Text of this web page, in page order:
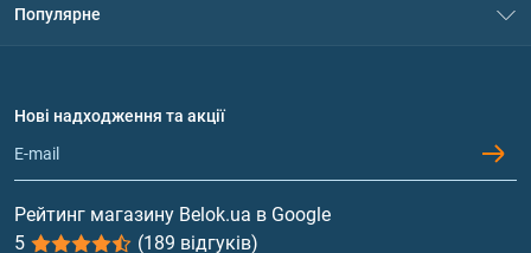
Політика конфіденційності
Обмін та повернення
Популярне
Протеїн
Гейнери
Вітаміни та мінерали
Нові надходження та акції
Рейтинг магазину Belok.ua в Google
5
(189 відгуків)